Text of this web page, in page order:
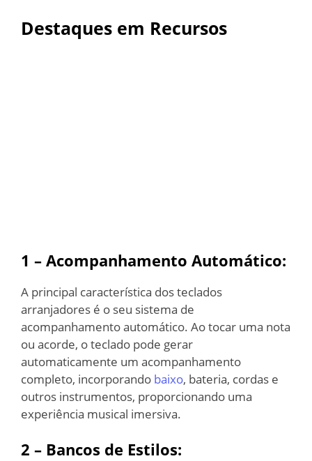
Destaques em Recursos
1 – Acompanhamento Automático:
A principal característica dos teclados
arranjadores é o seu sistema de
acompanhamento automático. Ao tocar uma nota
ou acorde, o teclado pode gerar
automaticamente um acompanhamento
completo, incorporando baixo, bateria, cordas e
outros instrumentos, proporcionando uma
experiência musical imersiva.
2 – Bancos de Estilos: